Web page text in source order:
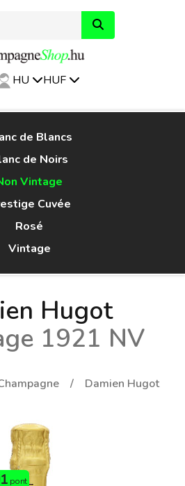
HU HUF
de Blancs
de Noirs
Vintage
Cuvée
Rosé
Vintage
Hugot
1921 NV
Damien Hugot
pont